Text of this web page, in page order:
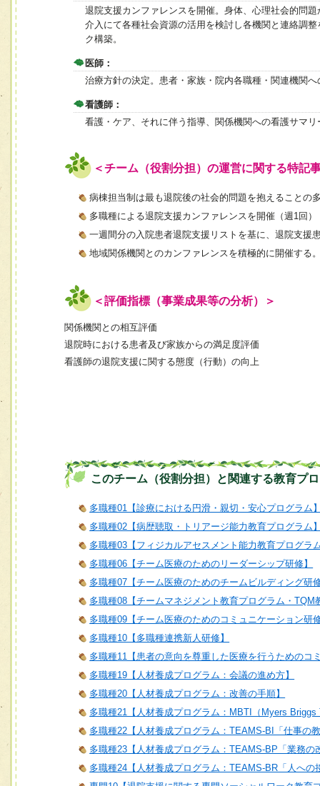
退院支援カンファレンスを開催。身体、心理社会的問
介入にて各種社会資源の活用を検討し各機関と連絡調
ク構築。
医師：
治療方針の決定。患者・家族・院内各職種・関連機関
看護師：
看護・ケア、それに伴う指導、関係機関への看護サマリ
＜チーム（役割分担）の運営に関する特記
病棟担当制は最も退院後の社会的問題を抱えることの
多職種による退院支援カンファレンスを開催（週1回）
一週間分の入院患者退院支援リストを基に、退院支援
地域関係機関とのカンファレンスを積極的に開催する
＜評価指標（事業成果等の分析）＞
関係機関との相互評価
退院時における患者及び家族からの満足度評価
看護師の退院支援に関する態度（行動）の向上
このチーム（役割分担）と関連する教育プ
多職種01【診療における円滑・親切・安心プログラム
多職種02【病歴聴取・トリアージ能力教育プログラム
多職種03【フィジカルアセスメント能力教育プログラ
多職種06【チーム医療のためのリーダーシップ研修】
多職種07【チーム医療のためのチームビルディング研
多職種08【チームマネジメント教育プログラム・TQM
多職種09【チーム医療のためのコミュニケーション研
多職種10【多職種連携新人研修】
多職種11【患者の意向を尊重した医療を行うためのコ
多職種19【人材養成プログラム：会議の進め方】
多職種20【人材養成プログラム：改善の手順】
多職種21【人材養成プログラム：MBTI（Myers
多職種22【人材養成プログラム：TEAMS-BI「仕事の
多職種23【人材養成プログラム：TEAMS-BP「業務の
多職種24【人材養成プログラム：TEAMS-BR「人への